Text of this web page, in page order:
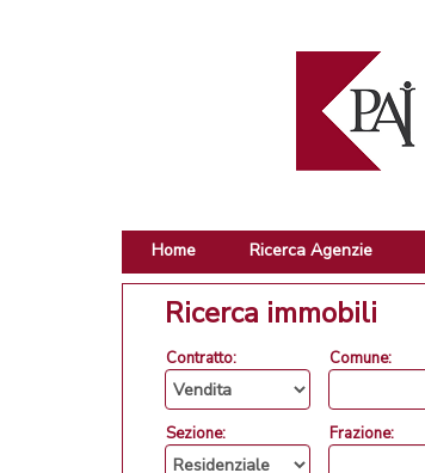
Home Ricerca Agenzie
Ricerca immobili
Contratto:
Sezione:
Comune:
Frazione: